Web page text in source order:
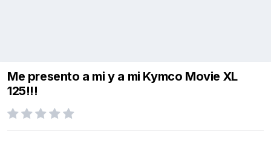
Me presento a mi y a mi Kymco Movie XL
125!!!